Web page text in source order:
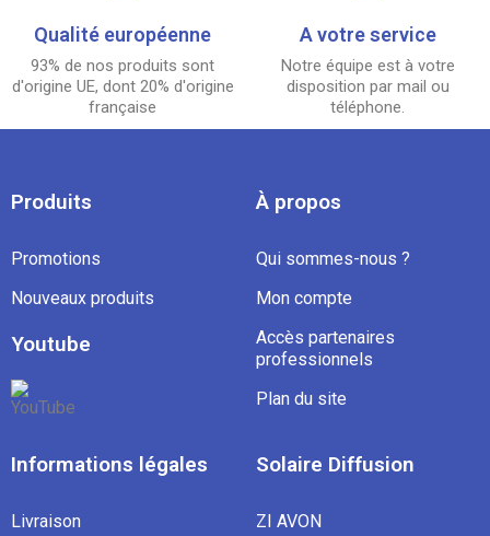
Qualité européenne
93% de nos produits sont
d'origine UE, dont 20% d'origine
française
A votre service
Notre équipe est à votre
disposition par mail ou
téléphone.
Produits
Promotions
Nouveaux produits
Youtube
À propos
Qui sommes-nous ?
Mon compte
Accès partenaires
professionnels
Plan du site
Informations légales
Livraison
Solaire Diffusion
ZI AVON